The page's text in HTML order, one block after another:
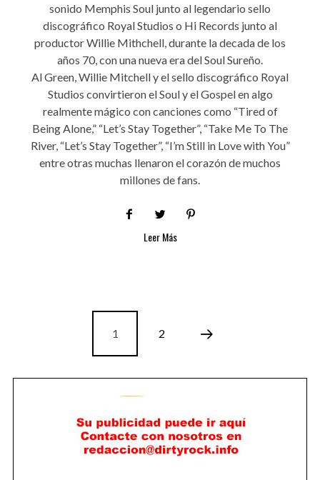
sonido Memphis Soul junto al legendario sello
discográfico Royal Studios o Hi Records junto al
productor Willie Mithchell, durante la decada de los
años 70, con una nueva era del Soul Sureño.
Al Green, Willie Mitchell y el sello discográfico Royal
Studios convirtieron el Soul y el Gospel en algo
realmente mágico con canciones como “Tired of
Being Alone,” “Let’s Stay Together”, “Take Me To The
River, “Let’s Stay Together”, “I’m Still in Love with You”
entre otras muchas llenaron el corazón de muchos
millones de fans.
Leer Más
1 2